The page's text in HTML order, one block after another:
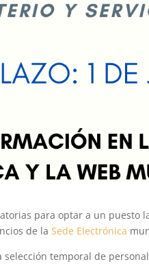
para optar a un puesto
de laSede Electrónica
selección temporal de